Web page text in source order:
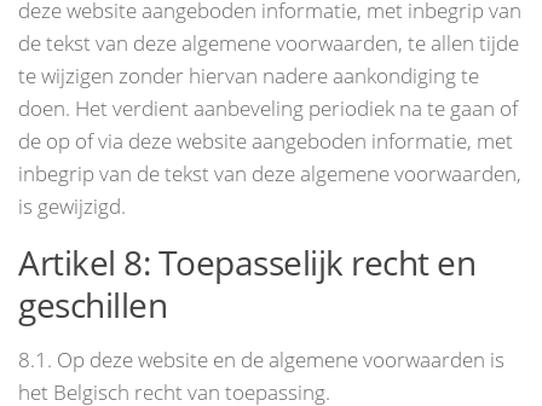
deze website aangeboden informatie, met inbegrip van
de tekst van deze algemene voorwaarden, te allen tijde
te wijzigen zonder hiervan nadere aankondiging te
doen. Het verdient aanbeveling periodiek na te gaan of
de op of via deze website aangeboden informatie, met
inbegrip van de tekst van deze algemene voorwaarden,
is gewijzigd.
Artikel 8: Toepasselijk recht en
geschillen
8.1. Op deze website en de algemene voorwaarden is
het Belgisch recht van toepassing.